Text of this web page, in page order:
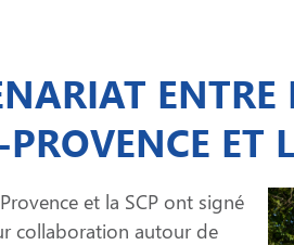
ET
et la SCP ont signé
collaboration autour de